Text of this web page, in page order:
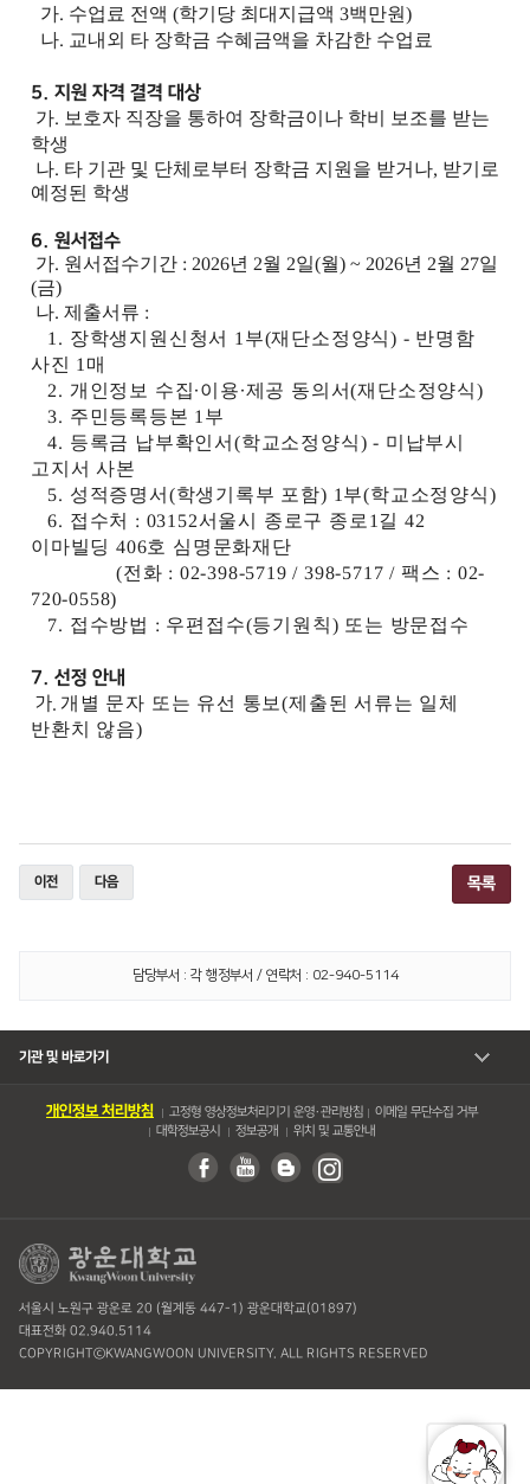
가. 수업료 전액(학기당 최대지급액3백만원)
나. 교내외 타 장학금 수혜금액을 차감한 수업료
5. 지원 자격 결격 대상
가. 보호자 직장을 통하여 장학금이나 학비 보조를 받는
학생
나. 타 기관 및 단체로부터 장학금 지원을 받거나, 받기로
예정된 학생
6. 원서접수
가. 원서접수기간 : 2026년 2월 2일(월) ~ 2026년 2월 27일
(금)
나. 제출서류 :
1. 장학생지원신청서 1 부(재단소정양식) - 반명함
사진 1 매
2. 개인정보 수집∙이용∙제공 동의서(재단소정양식)
3. 주민등록등본 1 부
4. 등록금 납부확인서(학교소정양식) - 미납부시
고지서 사본
5. 성적증명서 (학생기록부 포함) 1 부(학교소정양식)
6. 접수처 : 03152서울시 종로구 종로 1 길42
이마빌딩 406호 심명문화재단
(전화 : 02-398-5719 / 398-5717 / 팩스 : 02-
720-0558)
7. 접수방법 : 우편접수(등기원칙) 또는 방문접수
7. 선정 안내
가. 개별 문자 또는 유선 통보(제출된 서류는 일체
반환치 않음)
이전 다음 목록
담당부서 : 각 행정부서 / 연락처 : 02-940-5114
기관 및 바로가기
개인정보 처리방침 고정형 영상정보처리기기 운영・관리방침
이메일 무단수집 거부
대학정보공시
정보공개 위치 및 교통안내
서울시 노원구 광운로 20 (월계동 447-1) 광운대학교(01897)
대표전화 02.940.5114
COPYRIGHTⓒKWANGWOON UNIVERSITY. ALL RIGHTS RESERVED